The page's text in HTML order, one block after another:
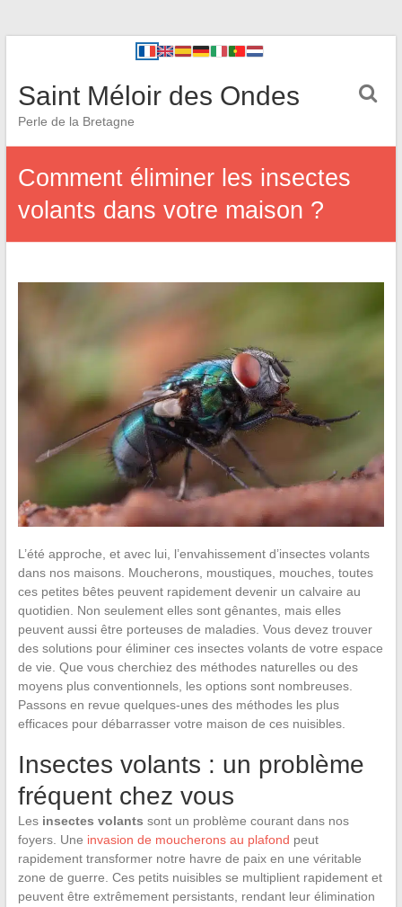
Saint Méloir des Ondes
Perle de la Bretagne
Comment éliminer les insectes
volants dans votre maison ?
L’été approche, et avec lui, l’envahissement d’insectes volants
dans nos maisons. Moucherons, moustiques, mouches, toutes
ces petites bêtes peuvent rapidement devenir un calvaire au
quotidien. Non seulement elles sont gênantes, mais elles
peuvent aussi être porteuses de maladies. Vous devez trouver
des solutions pour éliminer ces insectes volants de votre espace
de vie. Que vous cherchiez des méthodes naturelles ou des
moyens plus conventionnels, les options sont nombreuses.
Passons en revue quelques-unes des méthodes les plus
efficaces pour débarrasser votre maison de ces nuisibles.
Insectes volants : un problème
fréquent chez vous
Les insectes volants sont un problème courant dans nos
foyers. Une invasion de moucherons au plafond peut
rapidement transformer notre havre de paix en une véritable
zone de guerre. Ces petits nuisibles se multiplient rapidement et
peuvent être extrêmement persistants, rendant leur élimination